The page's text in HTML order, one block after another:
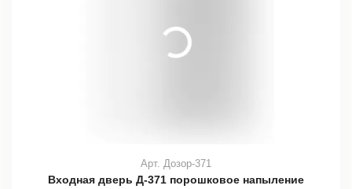
Входная дверь Д-371 порошковое напыление
Арт. Дозор-371